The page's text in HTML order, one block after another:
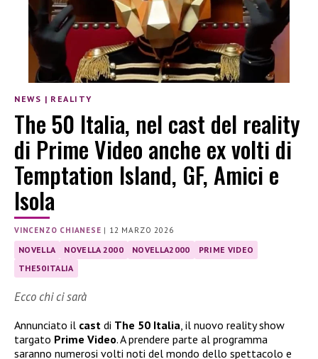
NEWS | REALITY
The 50 Italia, nel cast del reality
di Prime Video anche ex volti di
Temptation Island, GF, Amici e
Isola
VINCENZO CHIANESE | 12 MARZO 2026
NOVELLA NOVELLA 2000 NOVELLA2000
PRIME VIDEO
THE50ITALIA
Ecco chi ci sarà
Annunciato il cast di The 50 Italia , il nuovo reality show
targato Prime Video. A prendere parte al programma
saranno numerosi volti noti del mondo dello spettacolo e